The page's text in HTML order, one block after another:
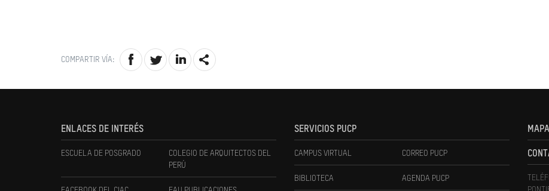
COMPARTIR VÍA:
ENLACES DE INTERÉS
ESCUELA DE POSGRADO
COLEGIO DE ARQUITECTOS DEL
PERÚ
SERVICIOS PUCP
CAMPUS VIRTUAL CORREO PUCP
BIBLIOTECA AGENDA PUCP